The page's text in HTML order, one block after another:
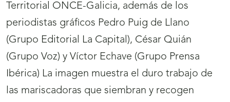
Territorial ONCE-Galicia, además de los
periodistas gráficos Pedro Puig de Llano
(Grupo Editorial La Capital), César Quián
(Grupo Voz) y Víctor Echave (Grupo Prensa
Ibérica) La imagen muestra el duro trabajo de
las mariscadoras que siembran y recogen